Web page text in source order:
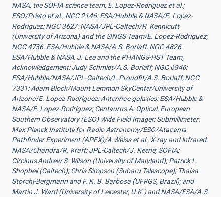
NASA, the SOFIA science team, E. Lopez-Rodriguez et al.;
ESO/Prieto et al.; NGC 2146: ESA/Hubble & NASA/E. Lopez-
Rodriguez; NGC 3627: NASA/JPL-Caltech/R. Kennicutt
(University of Arizona) and the SINGS Team/E. Lopez-Rodriguez;
NGC 4736: ESA/Hubble & NASA/A.S. Borlaff; NGC 4826:
ESA/Hubble & NASA, J. Lee and the PHANGS-HST Team,
Acknowledgement: Judy Schmidt/A.S. Borlaff; NGC 6946:
ESA/Hubble/NASA/JPL-Caltech/L.Proudfit/A.S. Borlaff; NGC
7331: Adam Block/Mount Lemmon SkyCenter/University of
Arizona/E. Lopez-Rodriguez; Antennae galaxies: ESA/Hubble &
NASA/E. Lopez-Rodriguez; Centaurus A: Optical: European
Southern Observatory (ESO) Wide Field Imager; Submillimeter:
Max Planck Institute for Radio Astronomy/ESO/Atacama
Pathfinder Experiment (APEX)/A.Weiss et al.; X-ray and Infrared:
NASA/Chandra/R. Kraft; JPL-Caltech/J. Keene; SOFIA;
Circinus:Andrew S. Wilson (University of Maryland); Patrick L.
Shopbell (Caltech); Chris Simpson (Subaru Telescope); Thaisa
Storchi-Bergmann and F. K. B. Barbosa (UFRGS, Brazil); and
Martin J. Ward (University of Leicester, U.K.) and NASA/ESA/A.S.